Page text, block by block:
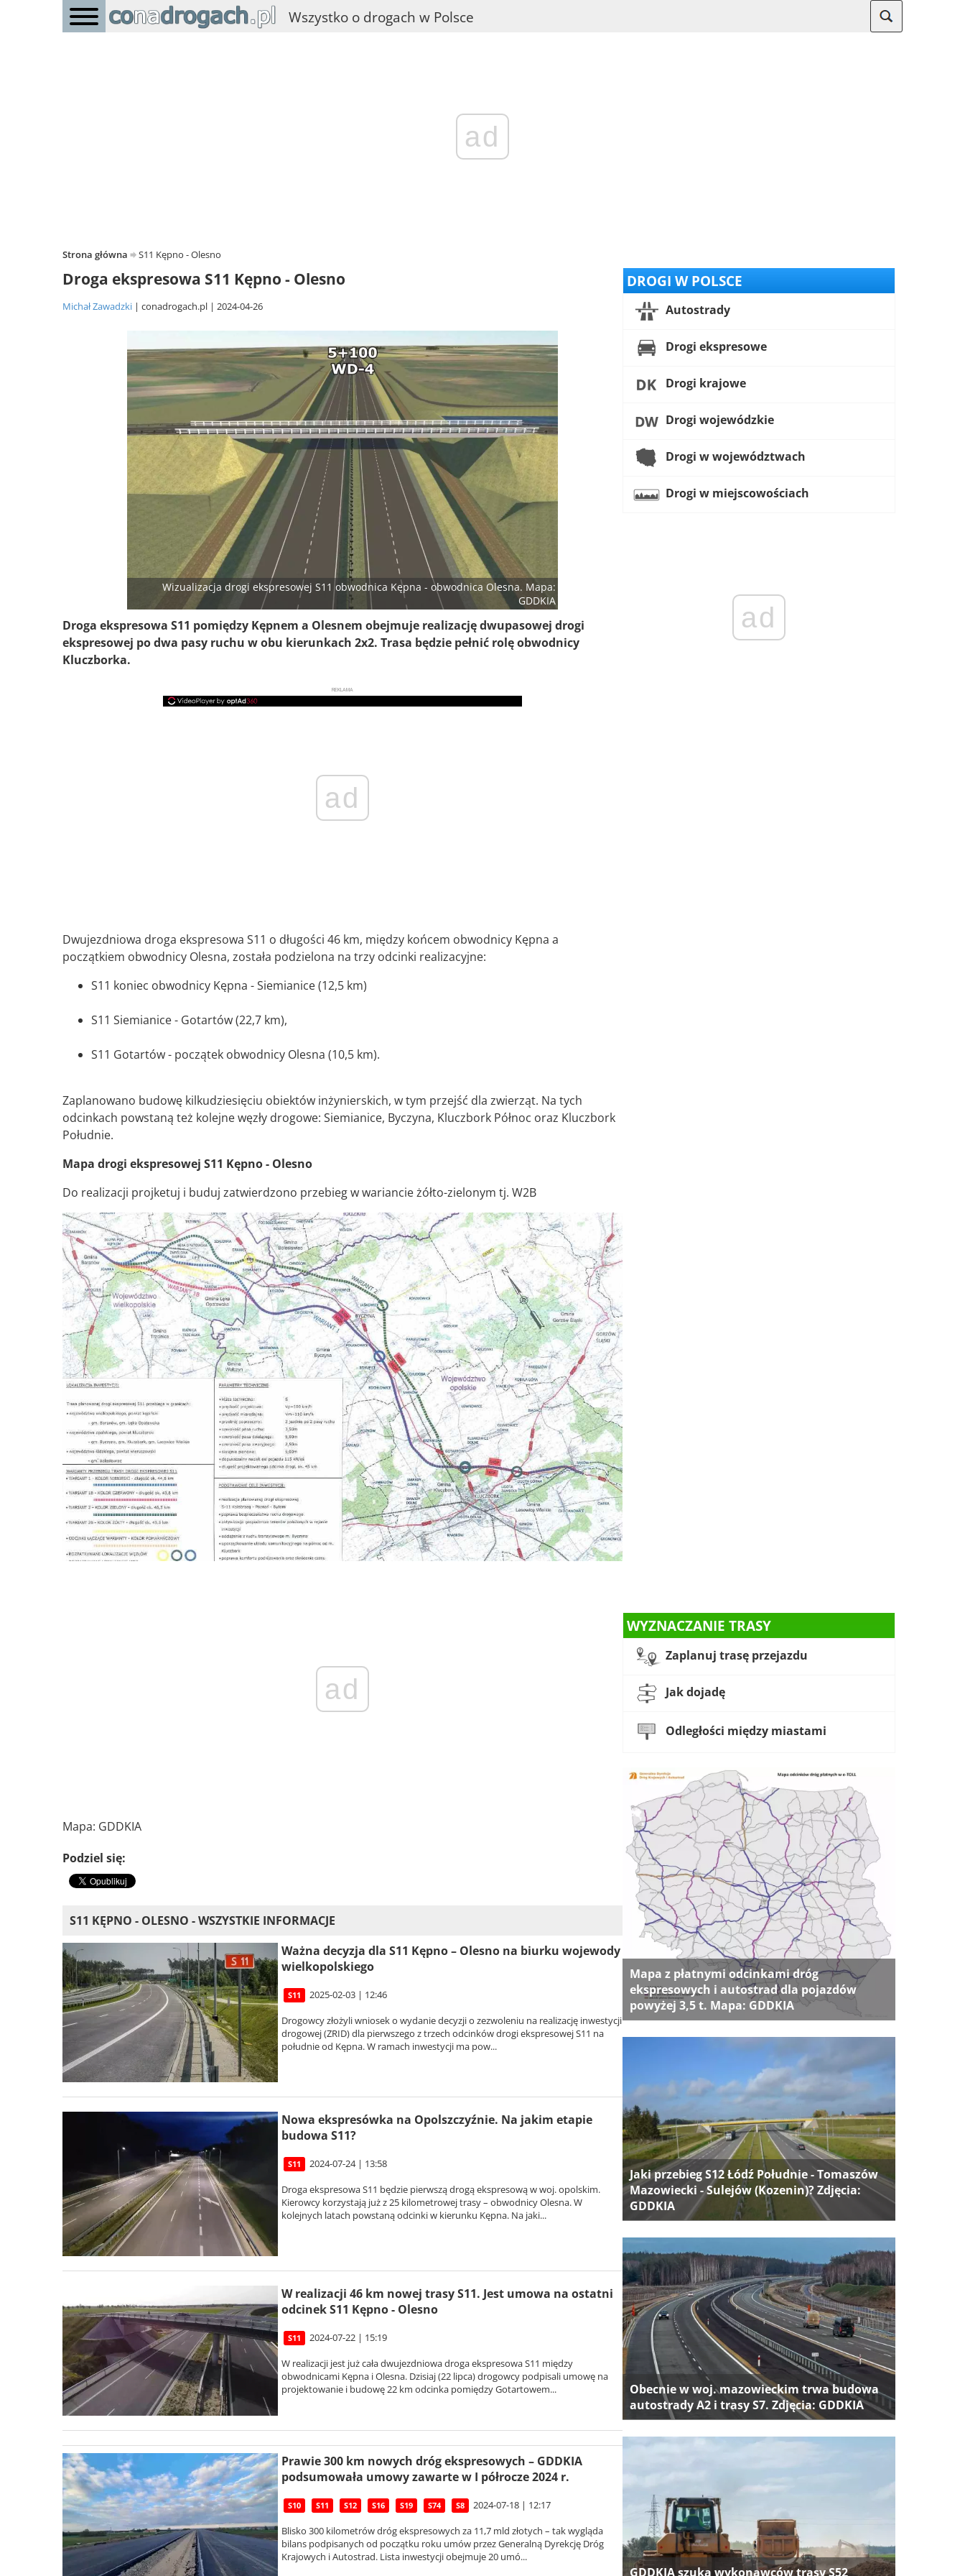
Wszystko o drogach w Polsce
ad
Strona główna S11 Kępno - Olesno
Droga ekspresowa S11 Kępno - Olesno
Michał Zawadzki conadrogach.pl 2024-04-26
Wizualizacja drogi ekspresowej S11 obwodnica Kępna - obwodnica Olesna. Mapa:
GDDKIA
Droga ekspresowa S11 pomiędzy Kępnem a Olesnem obejmuje realizację dwupasowej drogi
ekspresowej po dwa pasy ruchu w obu kierunkach 2x2. Trasa będzie pełnić rolę obwodnicy
Kluczborka.
REKLAMA
ad
Dwujezdniowa droga ekspresowa S11 o długości 46 km, między końcem obwodnicy Kępna a
początkiem obwodnicy Olesna, została podzielona na trzy odcinki realizacyjne:
S11 koniec obwodnicy Kępna - Siemianice (12,5 km)
S11 Siemianice - Gotartów (22,7 km),
S11 Gotartów - początek obwodnicy Olesna (10,5 km).
Zaplanowano budowę kilkudziesięciu obiektów inżynierskich, w tym przejść dla zwierząt. Na tych
odcinkach powstaną też kolejne węzły drogowe: Siemianice, Byczyna, Kluczbork Północ oraz Kluczbork
Południe.
Mapa drogi ekspresowej S11 Kępno - Olesno
Do realizacji projketuj i buduj zatwierdzono przebieg w wariancie żółto-zielonym tj. W2B
ad
Mapa: GDDKIA
Podziel się:
S11 KĘPNO - OLESNO - WSZYSTKIE INFORMACJE
Ważna decyzja dla S11 Kępno – Olesno na biurku wojewody
wielkopolskiego
S11 2025-02-03 | 12:46
Drogowcy złożyli wniosek o wydanie decyzji o zezwoleniu na realizację inwestycji
drogowej (ZRID) dla pierwszego z trzech odcinków drogi ekspresowej S11 na
południe od Kępna. W ramach inwestycji ma pow...
Nowa ekspresówka na Opolszczyźnie. Na jakim etapie
budowa S11?
S11 2024-07-24 | 13:58
Droga ekspresowa S11 będzie pierwszą drogą ekspresową w woj. opolskim.
Kierowcy korzystają już z 25 kilometrowej trasy – obwodnicy Olesna. W
kolejnych latach powstaną odcinki w kierunku Kępna. Na jaki...
W realizacji 46 km nowej trasy S11. Jest umowa na ostatni
odcinek S11 Kępno - Olesno
S11 2024-07-22 | 15:19
W realizacji jest już cała dwujezdniowa droga ekspresowa S11 między
obwodnicami Kępna i Olesna. Dzisiaj (22 lipca) drogowcy podpisali umowę na
projektowanie i budowę 22 km odcinka pomiędzy Gotartowem...
Prawie 300 km nowych dróg ekspresowych – GDDKIA
podsumowała umowy zawarte w I półrocze 2024 r.
S10 S11 S12 S16 S19 S74 S8 2024-07-18 | 12:17
Blisko 300 kilometrów dróg ekspresowych za 11,7 mld złotych – tak wygląda
bilans podpisanych od początku roku umów przez Generalną Dyrekcję Dróg
Krajowych i Autostrad. Lista inwestycji obejmuje 20 umó...
DROGI W POLSCE
Autostrady
Drogi ekspresowe
Drogi krajowe
Drogi wojewódzkie
Drogi w województwach
Drogi w miejscowościach
ad
WYZNACZANIE TRASY
Zaplanuj trasę przejazdu
Jak dojadę
Odległości między miastami
Mapa z płatnymi odcinkami dróg
ekspresowych i autostrad dla pojazdów
powyżej 3,5 t. Mapa: GDDKIA
Jaki przebieg S12 Łódź Południe - Tomaszów
Mazowiecki - Sulejów (Kozenin)? Zdjęcia:
GDDKIA
Obecnie w woj. mazowieckim trwa budowa
autostrady A2 i trasy S7. Zdjęcia: GDDKIA
GDDKIA szuka wykonawców trasy S52